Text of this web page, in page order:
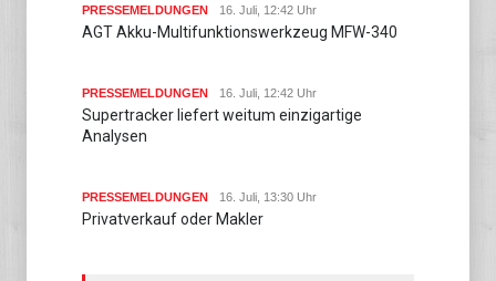
PRESSEMELDUNGEN 16. Juli, 12:42 Uhr
AGT Akku-Multifunktionswerkzeug MFW-340
PRESSEMELDUNGEN 16. Juli, 12:42 Uhr
Supertracker liefert weitum einzigartige
Analysen
PRESSEMELDUNGEN 16. Juli, 13:30 Uhr
Privatverkauf oder Makler